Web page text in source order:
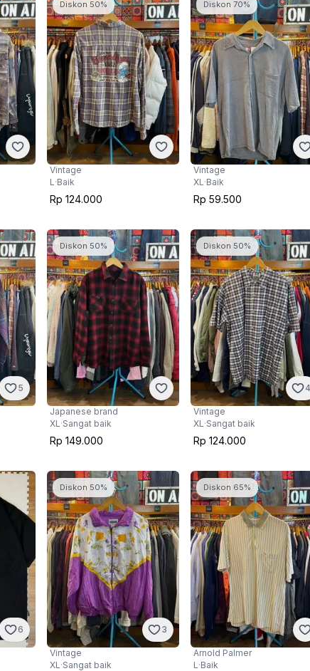
Diskon 50%
Vintage
L·Baik
Rp 124.000
Diskon 70%
Vintage
XL·Baik
Rp 59.500
5
Diskon 50%
Japanese brand
XL·Sangat baik
Rp 149.000
Diskon 50%
4
Vintage
XL·Sangat baik
Rp 124.000
6
Diskon 50%
3
Vintage
XL·Sangat baik
Diskon 65%
Arnold Palmer
L·Baik